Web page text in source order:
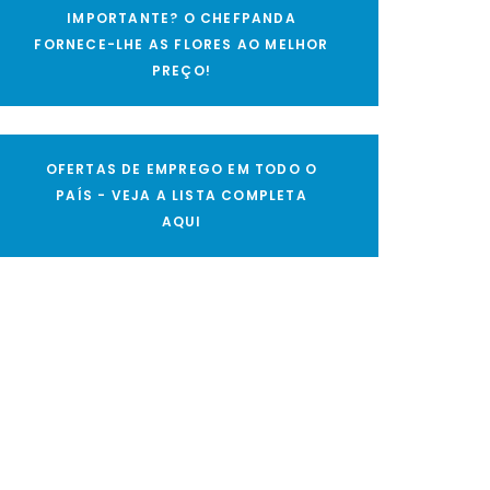
IMPORTANTE? O CHEFPANDA
FORNECE-LHE AS FLORES AO MELHOR
PREÇO!
OFERTAS DE EMPREGO EM TODO O
PAÍS - VEJA A LISTA COMPLETA
AQUI